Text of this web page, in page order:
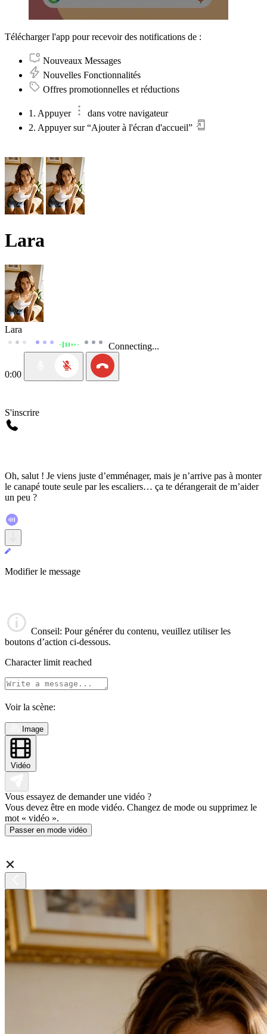
Télécharger l'app pour recevoir des notifications de :
Nouveaux Messages
Nouvelles Fonctionnalités
Offres promotionnelles et réductions
1. Appuyer
dans votre navigateur
2. Appuyer sur “Ajouter à l'écran d'accueil”
Lara
Lara
Connecting...
0:00
S'inscrire
Oh, salut ! Je viens juste d’emménager, mais je n’arrive pas à monter
le canapé toute seule par les escaliers… ça te dérangerait de m’aider
un peu ?
Modifier le message
Conseil: Pour générer du contenu, veuillez utiliser les
boutons d’action ci-dessous.
Character limit reached
Voir la scène:
Image
Vidéo
Vous essayez de demander une vidéo ?
Vous devez être en mode vidéo. Changez de mode ou supprimez le
mot « vidéo ».
Passer en mode vidéo